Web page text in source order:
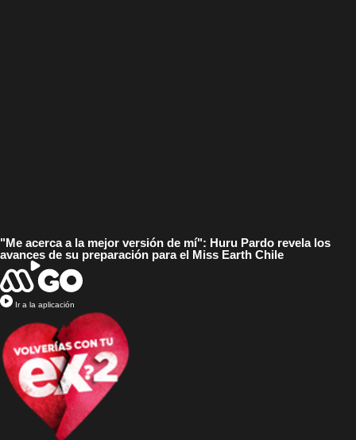
"Me acerca a la mejor versión de mí": Huru Pardo revela los
avances de su preparación para el Miss Earth Chile
Ir a la aplicación